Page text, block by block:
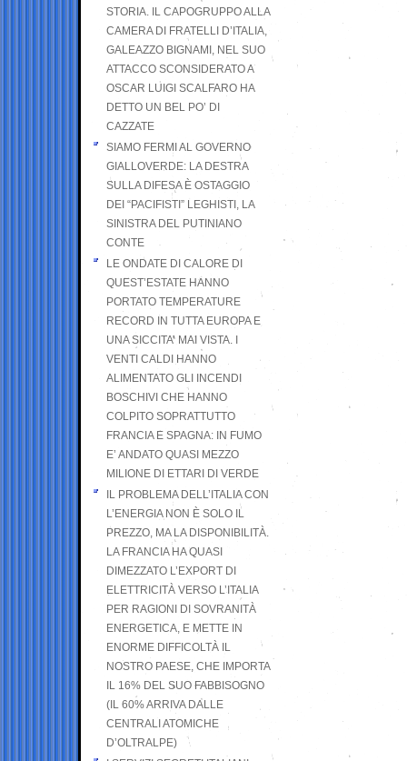
STORIA. IL CAPOGRUPPO ALLA
CAMERA DI FRATELLI D’ITALIA,
GALEAZZO BIGNAMI, NEL SUO
ATTACCO SCONSIDERATO A
OSCAR LUIGI SCALFARO HA
DETTO UN BEL PO’ DI
CAZZATE
SIAMO FERMI AL GOVERNO
GIALLOVERDE: LA DESTRA
SULLA DIFESA È OSTAGGIO
DEI “PACIFISTI” LEGHISTI, LA
SINISTRA DEL PUTINIANO
CONTE
LE ONDATE DI CALORE DI
QUEST’ESTATE HANNO
PORTATO TEMPERATURE
RECORD IN TUTTA EUROPA E
UNA SICCITA’ MAI VISTA. I
VENTI CALDI HANNO
ALIMENTATO GLI INCENDI
BOSCHIVI CHE HANNO
COLPITO SOPRATTUTTO
FRANCIA E SPAGNA: IN FUMO
E’ ANDATO QUASI MEZZO
MILIONE DI ETTARI DI VERDE
IL PROBLEMA DELL’ITALIA CON
L’ENERGIA NON È SOLO IL
PREZZO, MA LA DISPONIBILITÀ.
LA FRANCIA HA QUASI
DIMEZZATO L’EXPORT DI
ELETTRICITÀ VERSO L’ITALIA
PER RAGIONI DI SOVRANITÀ
ENERGETICA, E METTE IN
ENORME DIFFICOLTÀ IL
NOSTRO PAESE, CHE IMPORTA
IL 16% DEL SUO FABBISOGNO
(IL 60% ARRIVA DALLE
CENTRALI ATOMICHE
D’OLTRALPE)